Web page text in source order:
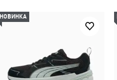
НОВИНКА